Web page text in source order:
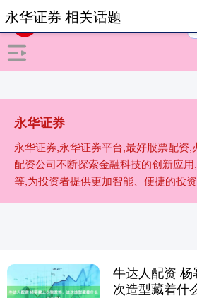
永华证券
永华证券,永华证券平台,最好股票配资
配资公司不断探索金融科技的创新应
等,为投资者提供更加智能、便捷的投资
永华证券 相关话题
牛达人配资
次造型藏着什